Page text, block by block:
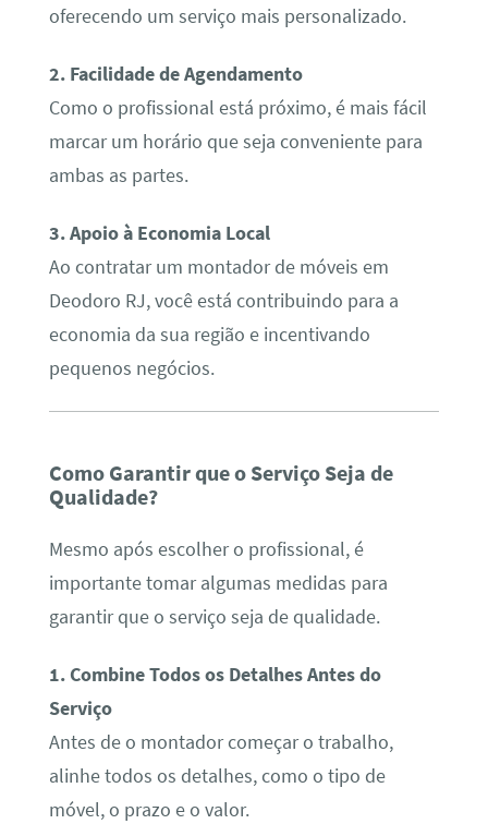
oferecendo um serviço mais personalizado.
2. Facilidade de Agendamento
Como o profissional está próximo, é mais fácil
marcar um horário que seja conveniente para
ambas as partes.
3. Apoio à Economia Local
Ao contratar um montador de móveis em
Deodoro RJ, você está contribuindo para a
economia da sua região e incentivando
pequenos negócios.
Como Garantir que o Serviço Seja de
Qualidade?
Mesmo após escolher o profissional, é
importante tomar algumas medidas para
garantir que o serviço seja de qualidade.
1. Combine Todos os Detalhes Antes do
Serviço
Antes de o montador começar o trabalho,
alinhe todos os detalhes, como o tipo de
móvel, o prazo e o valor.